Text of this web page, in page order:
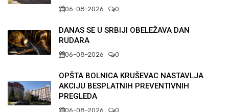
06-08-2026 0
DANAS SE U SRBIJI OBELEŽAVA DAN
RUDARA
06-08-2026 0
OPŠTA BOLNICA KRUŠEVAC NASTAVLJA
AKCIJU BESPLATNIH PREVENTIVNIH
PREGLEDA
06-08-2026 0